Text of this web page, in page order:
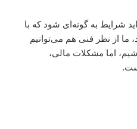
شرایط به گونه‌ای شود که با
از نظر فنی هم می‌توانیم
اما مشکلات مالی،